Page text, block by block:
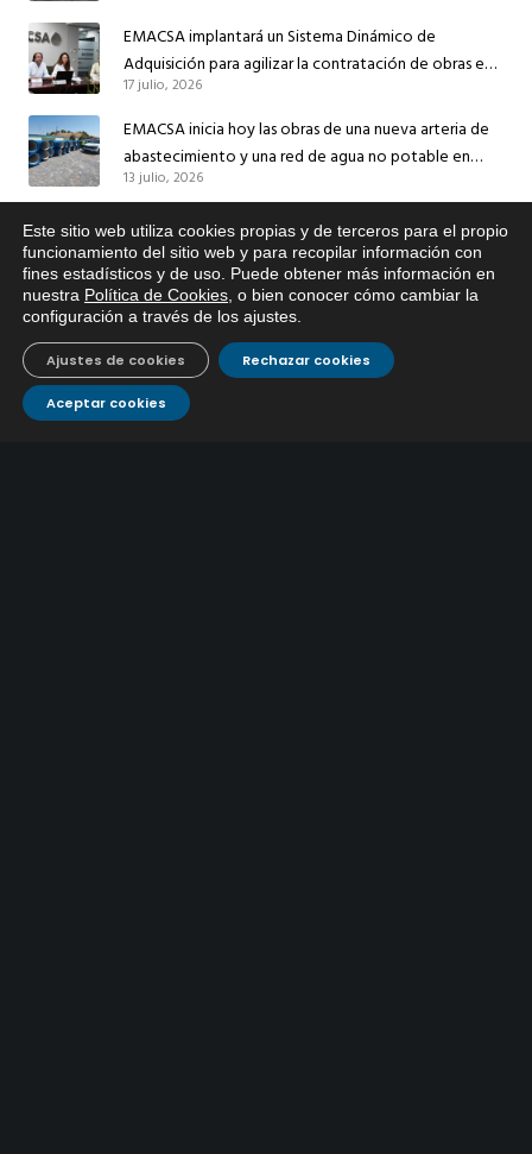
EMACSA implantará un Sistema Dinámico de
Adquisición para agilizar la contratación de obras en
sus redes e instalaciones
17 julio, 2026
EMACSA inicia hoy las obras de una nueva arteria de
abastecimiento y una red de agua no potable en
Ingeniero Ruiz de Azúa
13 julio, 2026
Caracterización ZA Córdoba Red Quemadas- 1ª Sem
2026
9 julio, 2026
Caracterización ZA Córdoba Red Carrera Caballo-1º
Sem 2026
9 julio, 2026
Caracterización ZA Medina Azahara-1º Sem 2026
Este sitio web utiliza cookies propias y de terceros para el propio
funcionamiento del sitio web y para recopilar información con
fines estadísticos y de uso. Puede obtener más información en
nuestra Política de Cookies , o bien conocer cómo cambiar la
configuración a través de los ajustes
Aceptar cookies
Rechazar cookies
Ajustes de cookies
Si tiene cualquier duda sobre
EMACSA, haga click abajo.